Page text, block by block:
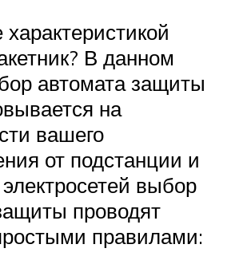
В данном
автомата защиты
на
вашего
от подстанции и
выбор
проводят
правилами: